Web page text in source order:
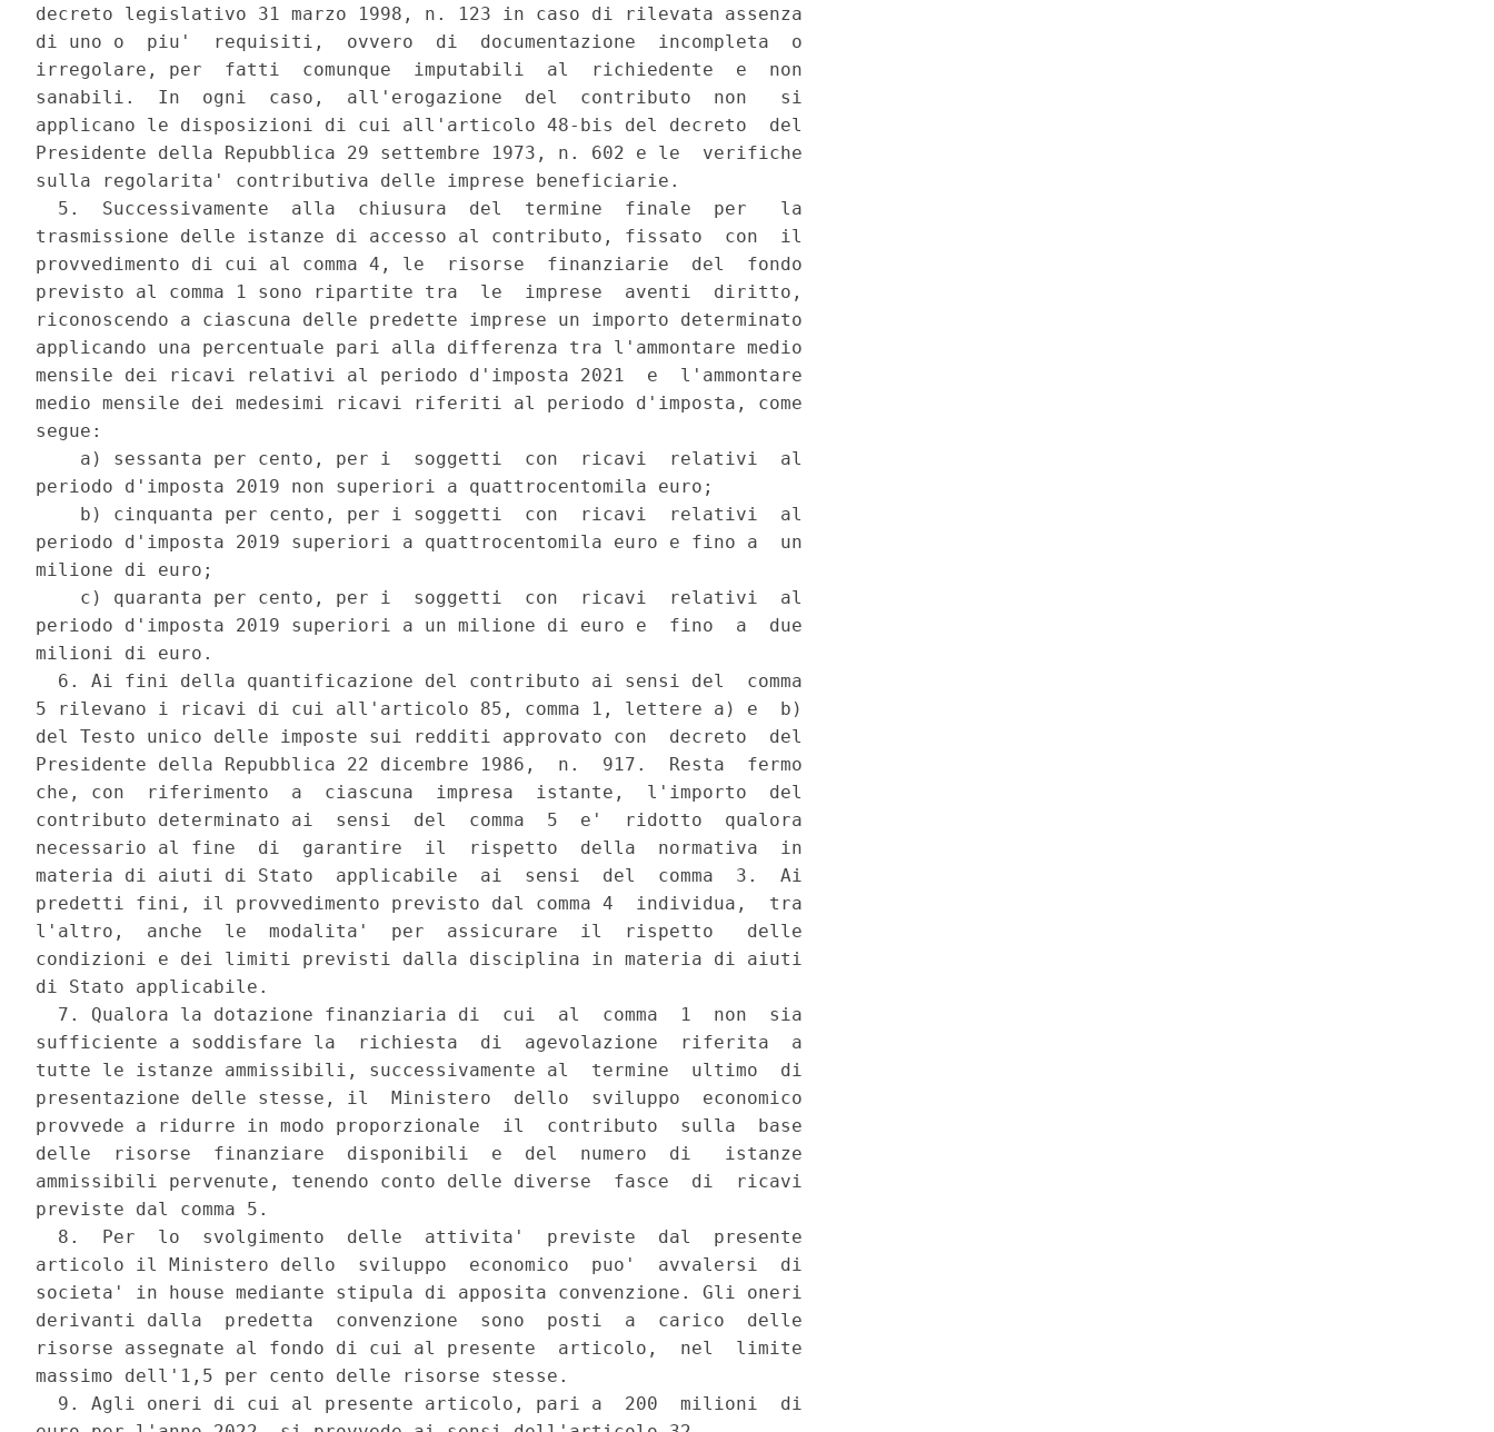
decreto legislativo 31 marzo 1998, n. 123 in caso di rilevata assenza
di uno o  piu'  requisiti,  ovvero  di  documentazione  incompleta  o
irregolare, per  fatti  comunque  imputabili  al  richiedente  e  non
sanabili.  In  ogni  caso,  all'erogazione  del  contributo  non   si
applicano le disposizioni di cui all'articolo 48-bis del decreto  del
Presidente della Repubblica 29 settembre 1973, n. 602 e le  verifiche
sulla regolarita' contributiva delle imprese beneficiarie.
  5.  Successivamente  alla  chiusura  del  termine  finale  per   la
trasmissione delle istanze di accesso al contributo, fissato  con  il
provvedimento di cui al comma 4, le  risorse  finanziarie  del  fondo
previsto al comma 1 sono ripartite tra  le  imprese  aventi  diritto,
riconoscendo a ciascuna delle predette imprese un importo determinato
applicando una percentuale pari alla differenza tra l'ammontare medio
mensile dei ricavi relativi al periodo d'imposta 2021  e  l'ammontare
medio mensile dei medesimi ricavi riferiti al periodo d'imposta, come
segue:
    a) sessanta per cento, per i  soggetti  con  ricavi  relativi  al
periodo d'imposta 2019 non superiori a quattrocentomila euro;
    b) cinquanta per cento, per i soggetti  con  ricavi  relativi  al
periodo d'imposta 2019 superiori a quattrocentomila euro e fino a  un
milione di euro;
    c) quaranta per cento, per i  soggetti  con  ricavi  relativi  al
periodo d'imposta 2019 superiori a un milione di euro e  fino  a  due
milioni di euro.
  6. Ai fini della quantificazione del contributo ai sensi del  comma
5 rilevano i ricavi di cui all'articolo 85, comma 1, lettere a) e  b)
del Testo unico delle imposte sui redditi approvato con  decreto  del
Presidente della Repubblica 22 dicembre 1986,  n.  917.  Resta  fermo
che, con  riferimento  a  ciascuna  impresa  istante,  l'importo  del
contributo determinato ai  sensi  del  comma  5  e'  ridotto  qualora
necessario al fine  di  garantire  il  rispetto  della  normativa  in
materia di aiuti di Stato  applicabile  ai  sensi  del  comma  3.  Ai
predetti fini, il provvedimento previsto dal comma 4  individua,  tra
l'altro,  anche  le  modalita'  per  assicurare  il  rispetto   delle
condizioni e dei limiti previsti dalla disciplina in materia di aiuti
di Stato applicabile.
  7. Qualora la dotazione finanziaria di  cui  al  comma  1  non  sia
sufficiente a soddisfare la  richiesta  di  agevolazione  riferita  a
tutte le istanze ammissibili, successivamente al  termine  ultimo  di
presentazione delle stesse, il  Ministero  dello  sviluppo  economico
provvede a ridurre in modo proporzionale  il  contributo  sulla  base
delle  risorse  finanziare  disponibili  e  del  numero  di   istanze
ammissibili pervenute, tenendo conto delle diverse  fasce  di  ricavi
previste dal comma 5.
  8.  Per  lo  svolgimento  delle  attivita'  previste  dal  presente
articolo il Ministero dello  sviluppo  economico  puo'  avvalersi  di
societa' in house mediante stipula di apposita convenzione. Gli oneri
derivanti dalla  predetta  convenzione  sono  posti  a  carico  delle
risorse assegnate al fondo di cui al presente  articolo,  nel  limite
massimo dell'1,5 per cento delle risorse stesse.
  9. Agli oneri di cui al presente articolo, pari a  200  milioni  di